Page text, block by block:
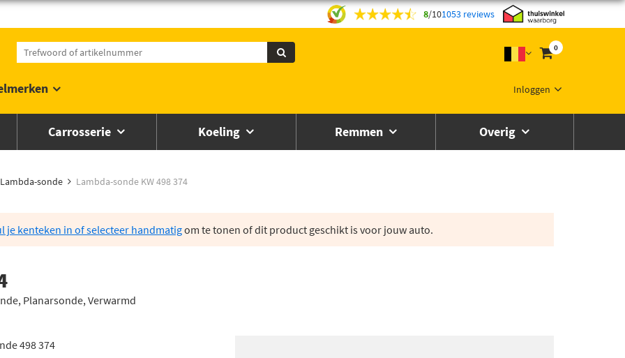
8/101053 reviews
0
Inloggen
Carrosserie Koeling Remmen Overig
Lambda-sonde Lambda-sonde KW 498 374
je kenteken in of selecteer handmatigom te tonen of dit product geschikt is voor jouw auto.
Planarsonde, Verwarmd